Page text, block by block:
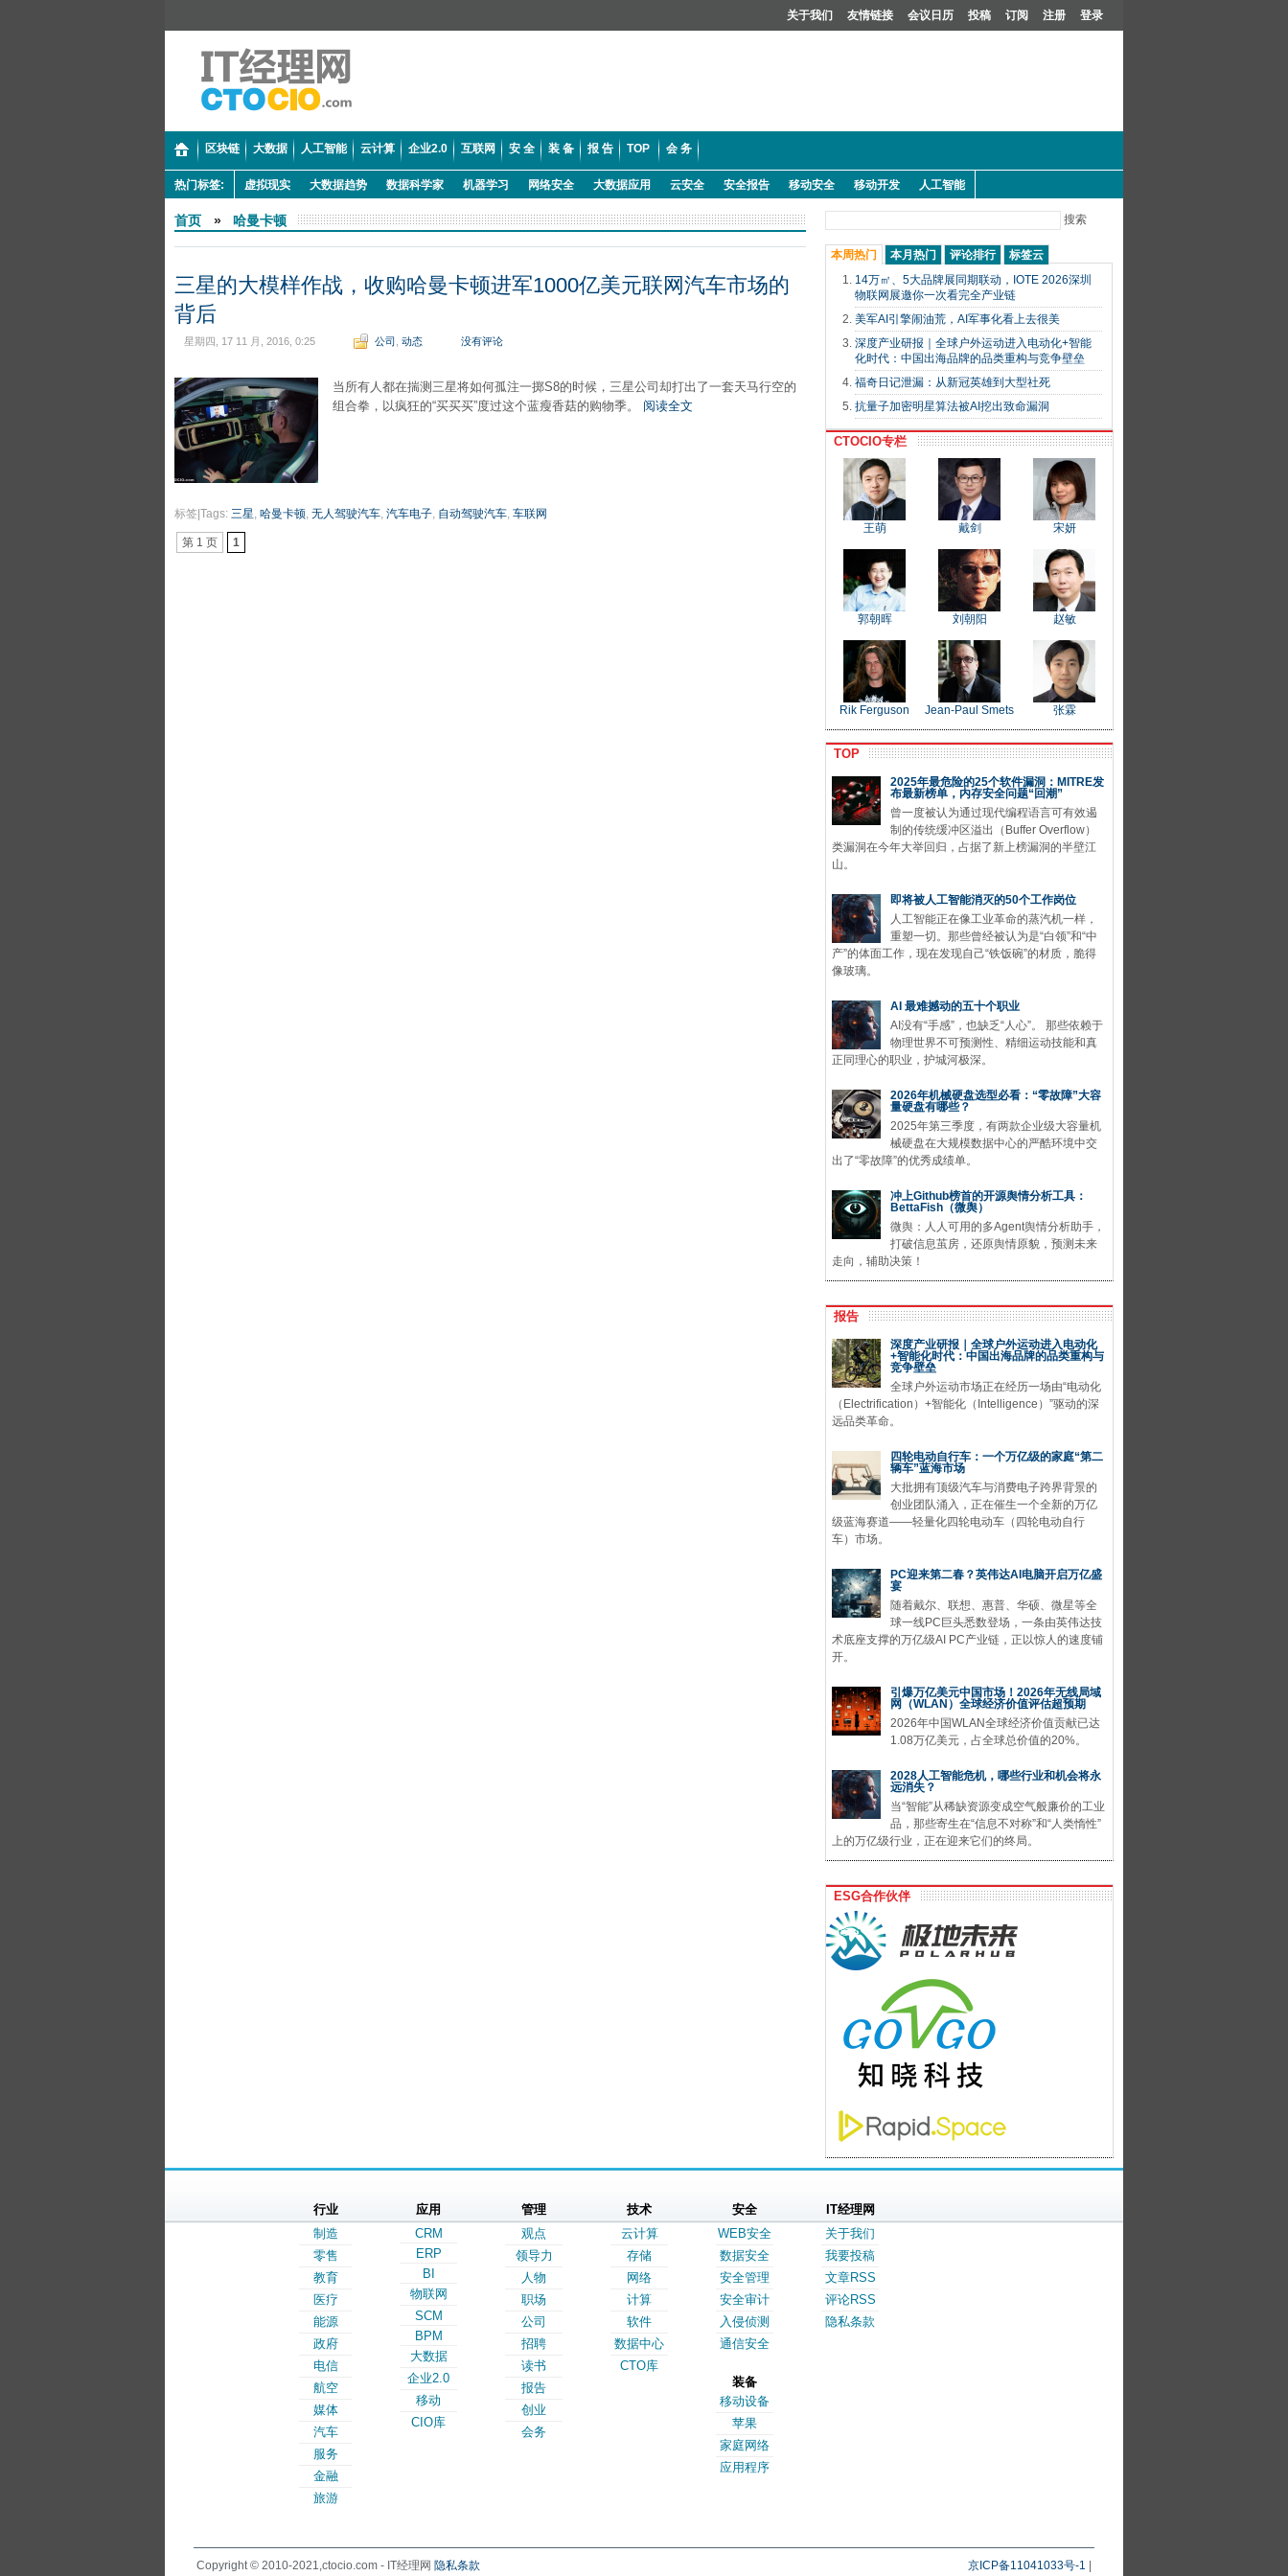
关于我们 友情链接 会议日历 投稿 订阅 注册 登录
区块链 大数据 人工智能 云计算 企业2.0 互联网 安 全 装 备 报 告 TOP 会 务
热门标签: 虚拟现实 大数据趋势 数据科学家 机器学习 网络安全 大数据应用 云安全 安全报告 移动安全 移动开发 人工智能
首页 » 哈曼卡顿
三星的大模样作战，收购哈曼卡顿进军1000亿美元联网汽车市场的
背后
星期四, 17 11 月, 2016, 0:25 公司 动态 没有评论
当所有人都在揣测三星将如何孤注一掷S8的时候，三星公司却打出了一套天马行空的
组合拳，以疯狂的“买买买”度过这个蓝瘦香菇的购物季。 阅读全文
标签|Tags: 三星, 哈曼卡顿, 无人驾驶汽车, 汽车电子, 自动驾驶汽车, 车联网
第 1 页 1
搜索
本周热门 本月热门 评论排行
标签云
14万㎡、5大品牌展同期联动，IOTE 2026深圳
物联网展邀你一次看完全产业链
美军AI引擎闹油荒，AI军事化看上去很美
深度产业研报｜全球户外运动进入电动化+智能
化时代：中国出海品牌的品类重构与竞争壁垒
福奇日记泄漏：从新冠英雄到大型社死
抗量子加密明星算法被AI挖出致命漏洞
CTOCIO专栏
王萌 戴剑 宋妍
郭朝晖 刘朝阳 赵敏
Rik Ferguson Jean-Paul Smets 张霖
TOP
2025年最危险的25个软件漏洞：MITRE发
布最新榜单，内存安全问题“回潮”
曾一度被认为通过现代编程语言可有效遏
制的传统缓冲区溢出（Buffer Overflow）
类漏洞在今年大举回归，占据了新上榜漏洞的半壁江
山。
即将被人工智能消灭的50个工作岗位
人工智能正在像工业革命的蒸汽机一样，
重塑一切。那些曾经被认为是“白领”和“中
产”的体面工作，现在发现自己“铁饭碗”的材质，脆得
像玻璃。
AI 最难撼动的五十个职业
AI没有“手感”，也缺乏“人心”。 那些依赖于
物理世界不可预测性、精细运动技能和真
正同理心的职业，护城河极深。
2026年机械硬盘选型必看：“零故障”大容
量硬盘有哪些？
2025年第三季度，有两款企业级大容量机
械硬盘在大规模数据中心的严酷环境中交
出了“零故障”的优秀成绩单。
冲上Github榜首的开源舆情分析工具：
BettaFish（微舆）
微舆：人人可用的多Agent舆情分析助手，
打破信息茧房，还原舆情原貌，预测未来
走向，辅助决策！
报告
深度产业研报｜全球户外运动进入电动化
+智能化时代：中国出海品牌的品类重构与
竞争壁垒
全球户外运动市场正在经历一场由“电动化
（Electrification）+智能化（Intelligence）”驱动的深
远品类革命。
四轮电动自行车：一个万亿级的家庭“第二
辆车”蓝海市场
大批拥有顶级汽车与消费电子跨界背景的
创业团队涌入，正在催生一个全新的万亿
级蓝海赛道——轻量化四轮电动车（四轮电动自行
车）市场。
PC迎来第二春？英伟达AI电脑开启万亿盛
宴
随着戴尔、联想、惠普、华硕、微星等全
球一线PC巨头悉数登场，一条由英伟达技
术底座支撑的万亿级AI PC产业链，正以惊人的速度铺
开。
引爆万亿美元中国市场！2026年无线局域
网（WLAN）全球经济价值评估超预期
2026年中国WLAN全球经济价值贡献已达
1.08万亿美元，占全球总价值的20%。
2028人工智能危机，哪些行业和机会将永
远消失？
当“智能”从稀缺资源变成空气般廉价的工业
品，那些寄生在“信息不对称”和“人类惰性”
上的万亿级行业，正在迎来它们的终局。
ESG合作伙伴
行业
制造
零售
教育
医疗
能源
政府
电信
航空
媒体
汽车
服务
金融
旅游
应用
CRM
ERP
BI
物联网
SCM
BPM
大数据
企业2.0
移动
CIO库
管理
观点
领导力
人物
职场
公司
招聘
读书
报告
创业
会务
技术
云计算
存储
网络
计算
软件
数据中心
CTO库
安全
WEB安全
数据安全
安全管理
安全审计
入侵侦测
通信安全
装备
移动设备
苹果
家庭网络
应用程序
IT经理网
关于我们
我要投稿
文章RSS
评论RSS
隐私条款
Copyright © 2010-2021,ctocio.com - IT经理网 隐私条款 京ICP备11041033号-1